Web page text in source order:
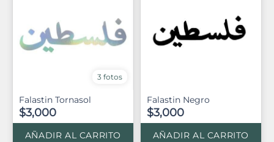
3 fotos
Falastin Tornasol
$3,000
AÑADIR AL CARRITO
Falastin Negro
$3,000
AÑADIR AL CARRITO